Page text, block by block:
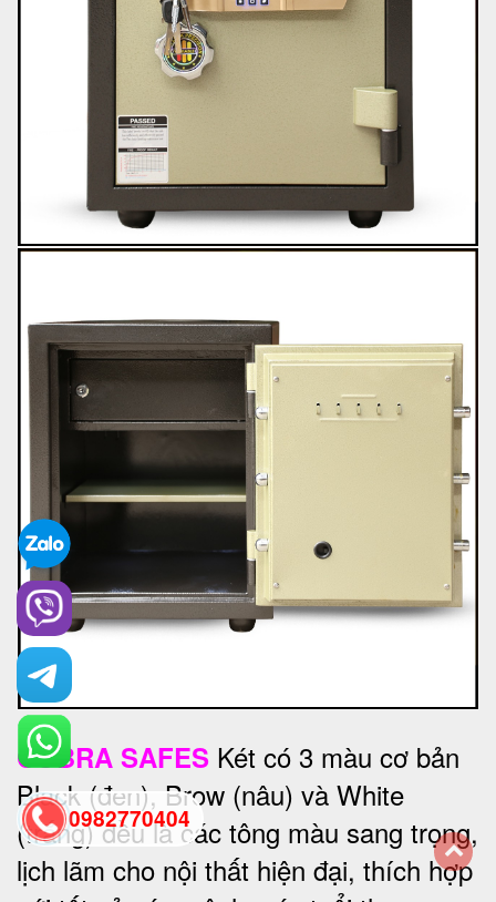
COBRA SAFES Két có 3 màu cơ bản
Black (đen), Brow (nâu) và White
(trắng) đều là các tông màu sang trọng,
lịch lãm cho nội thất hiện đại, thích hợp
0982770404
back